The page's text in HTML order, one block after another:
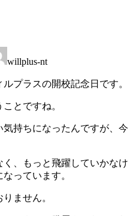
willplus-nt
プラスの開校記念日です。
とですね。
持ちになったんですが、今
、もっと飛躍していかなけ
っています。
ません。